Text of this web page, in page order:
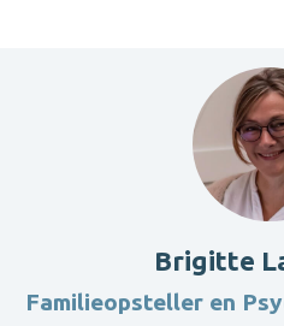
Brigitte
Familieopsteller en